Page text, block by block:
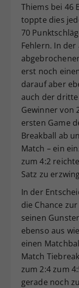
Thiems bei 46
toppte dies
70
Fehlern. In der
erst noch
darauf aber
auch der
Gewinner von
ersten Game
Breakball ab
Match – ein
zum 4:2
Satz zu
In der
die Chance
seinen
ebenso aus
einen
Match
zum 2:4 zum
gerade noch